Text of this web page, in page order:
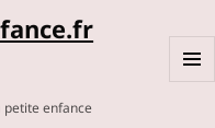
petite enfance